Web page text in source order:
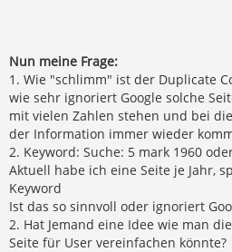
Nun meine Frage:
1. Wie "schlimm" ist der Duplicate
wie sehr ignoriert Google solche
mit vielen Zahlen stehen und bei
der Information immer wieder
2. Keyword: Suche: 5 mark 1960
Aktuell habe ich eine Seite je Jahr,
Keyword
Ist das so sinnvoll oder ignoriert
2. Hat Jemand eine Idee wie man
Seite für User vereinfachen könnte?